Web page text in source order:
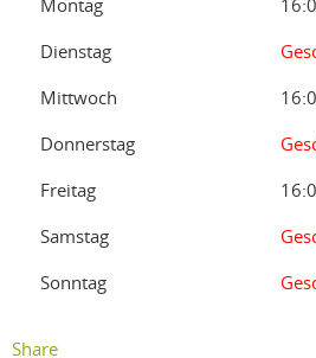
Montag
Dienstag
Mittwoch
Donnerstag
Freitag
Samstag
Sonntag
Share